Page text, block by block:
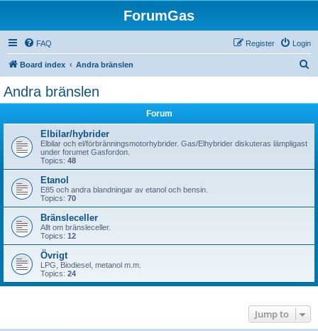
ForumGas
FAQ Login
Register
Board index Andra bränslen
Andra bränslen
Forum
Elbilar/hybrider
Elbilar och el/förbränningsmotorhybrider. Gas/Elhybrider diskuteras lämpligast
under forumet Gasfordon.
Topics: 48
Etanol
E85 och andra blandningar av etanol och bensin.
Topics: 70
Bränsleceller
Allt om bränsleceller.
Topics: 12
Övrigt
LPG, Biodiesel, metanol m.m.
Topics: 24
Jump to